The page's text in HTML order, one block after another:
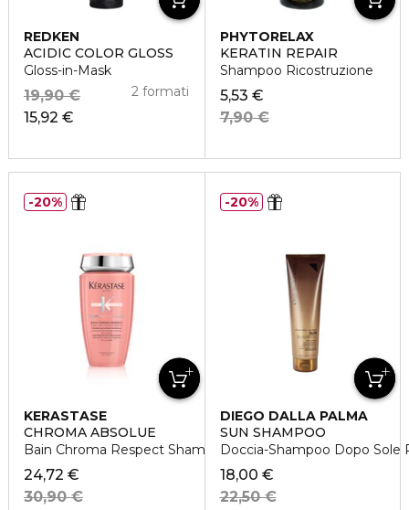
REDKEN
ACIDIC COLOR GLOSS
Gloss-in-Mask
15,92 €
19,90 € 2 formati
PHYTORELAX
KERATIN REPAIR
Shampoo Ricostruzione
5,53 €
7,90 €
KERASTASE
CHROMA ABSOLUE
Bain Chroma Respect Shampoo idratante
24,72 €
30,90 €
20%
DIEGO DALLA PALMA
SUN SHAMPOO
Doccia-Shampoo Dopo Sole
18,00 €
22,50 €
20%